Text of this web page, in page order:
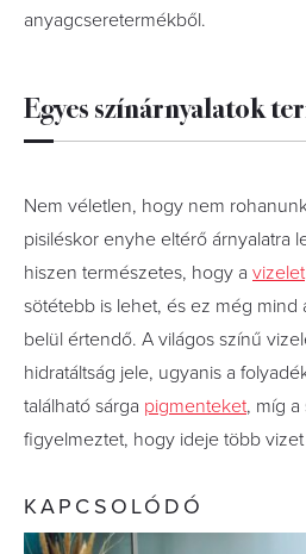
anyagcseretermékből.
Egyes színárnyalatok
Nem véletlen, hogy nem
pisiléskor enyhe eltérő árnyalatra
hiszen természetes, hogy a vizelet
sötétebb is lehet, és ez még mind
belül értendő. A világos színű
hidratáltság jele, ugyanis a
található sárga pigmenteket, míg a
figyelmeztet, hogy ideje több
KAPCSOLÓDÓ